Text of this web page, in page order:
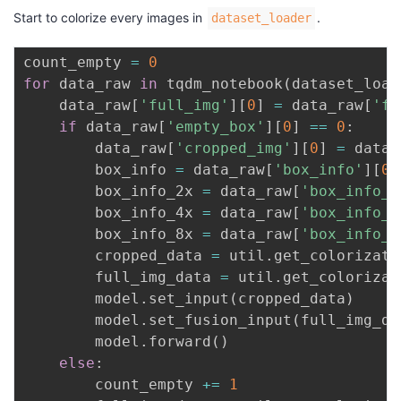
Start to colorize every images in dataset_loader .
count_empty =
0
for data_raw in tqdm_notebook (
    data_raw
[ 'full_img' ] [ 0] = data_raw [
if data_raw [ 'empty_box' ] [ 0] == 0 :
        data_raw
[ 'cropped_img' ] [ 0] =
        box_info
= data_raw [ 'box_info' ] [ 0
        box_info_2x
= data_raw [
        box_info_4x
= data_raw [
        box_info_8x
= data_raw [
        cropped_data
= util .
        full_img_data
= util .
        model
. set_input ( cropped_data )
        model
. set_fusion_input (
        model
. forward ( )
else :
        count_empty
+=
1